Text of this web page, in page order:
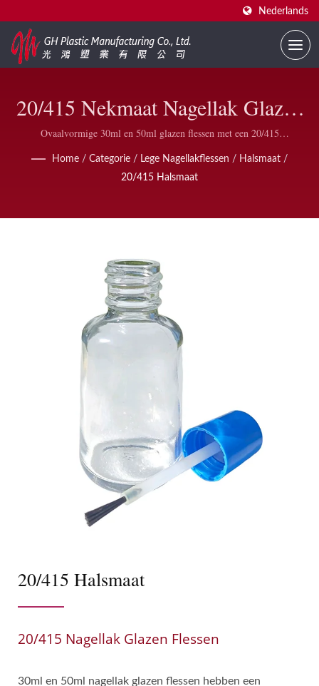
Nederlands
20/415 Nekmaat Nagellak Glazen
Flessen – 30ml & 50ml Met
Plastic Doppen En Borstels
Ovaalvormige 30ml en 50ml glazen flessen met een 20/415
en lange borstels — ideaal voor nagellijm en nagellijmverwijderaar
toepassingen.
Home / Categorie / Lege Nagellakflessen / Halsmaat /
20/415 Halsmaat
20/415 Halsmaat
20/415 Nagellak Glazen Flessen
30ml en 50ml nagellak glazen flessen hebben een